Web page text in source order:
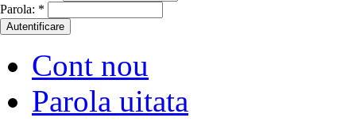
Parola: *
Cont nou
Parola uitata